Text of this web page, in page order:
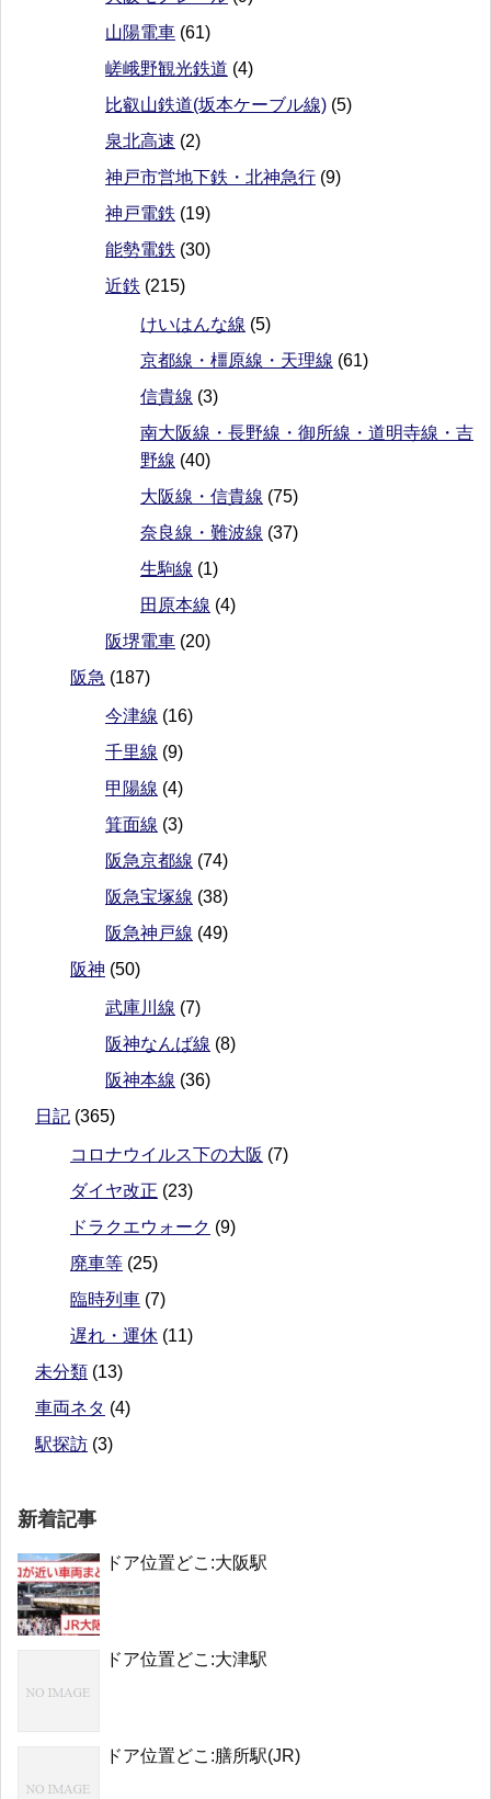
山陽電車 (61)
嵯峨野観光鉄道 (4)
比叡山鉄道(坂本ケーブル線) (5)
泉北高速 (2)
神戸市営地下鉄・北神急行 (9)
神戸電鉄 (19)
能勢電鉄 (30)
近鉄 (215)
けいはんな線 (5)
京都線・橿原線・天理線 (61)
信貴線 (3)
南大阪線・長野線・御所線・道明寺線・吉
野線 (40)
大阪線・信貴線 (75)
奈良線・難波線 (37)
生駒線 (1)
田原本線 (4)
阪堺電車 (20)
阪急 (187)
今津線 (16)
千里線 (9)
甲陽線 (4)
箕面線 (3)
阪急京都線 (74)
阪急宝塚線 (38)
阪急神戸線 (49)
阪神 (50)
武庫川線 (7)
阪神なんば線 (8)
阪神本線 (36)
日記 (365)
コロナウイルス下の大阪 (7)
ダイヤ改正 (23)
ドラクエウォーク (9)
廃車等 (25)
臨時列車 (7)
遅れ・運休 (11)
未分類 (13)
車両ネタ (4)
駅探訪 (3)
新着記事
ドア位置どこ:大阪駅
ドア位置どこ:大津駅
ドア位置どこ:膳所駅(JR)